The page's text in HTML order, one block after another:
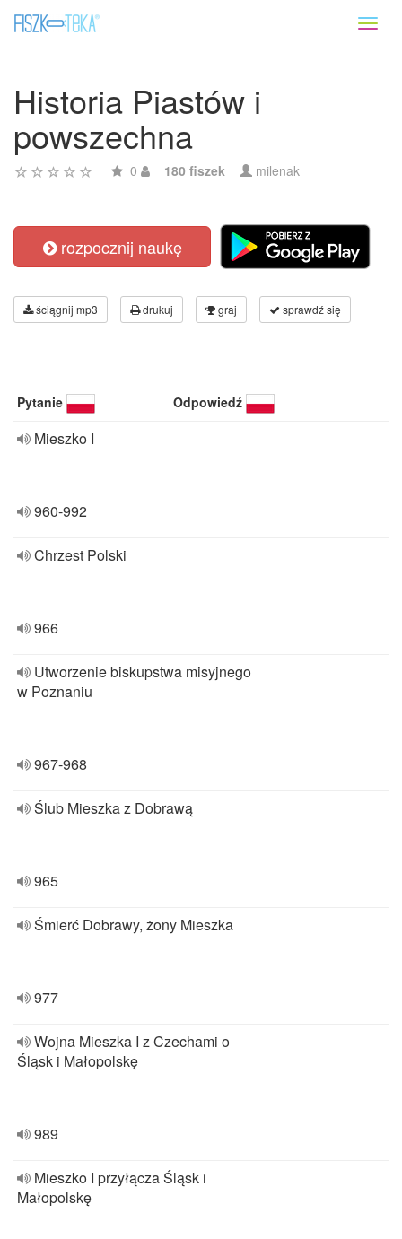
Historia Piastów i
powszechna
0 180 fiszek milenak
rozpocznij naukę
ściągnij mp3 drukuj graj sprawdź się
Pytanie Odpowiedź
Mieszko I
960-992
Chrzest Polski
966
Utworzenie biskupstwa misyjnego
w Poznaniu
967-968
Ślub Mieszka z Dobrawą
965
Śmierć Dobrawy, żony Mieszka
977
Wojna Mieszka I z Czechami o
Śląsk i Małopolskę
989
Mieszko I przyłącza Śląsk i
Małopolskę